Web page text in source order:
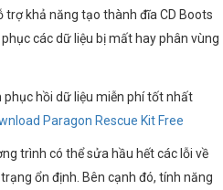
trợ khả năng tạo thành đĩa CD Boots
các dữ liệu bị mất hay phân vùng
Paragon Rescue Kit Free
trình có thể sửa hầu hết các lỗi về
ổn định. Bên cạnh đó, tính năng